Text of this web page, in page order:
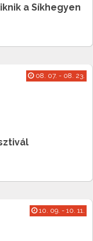
a Síkhegyen
08. 07. - 08. 23.
10. 09. - 10. 11.